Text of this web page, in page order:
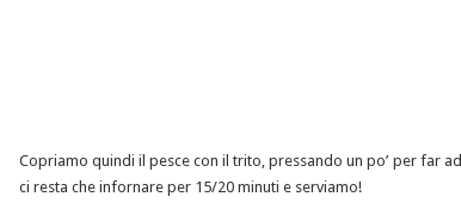
Copriamo quindi il pesce con il trito, pressando un po’ per far
ci resta che infornare per 15/20 minuti e serviamo!